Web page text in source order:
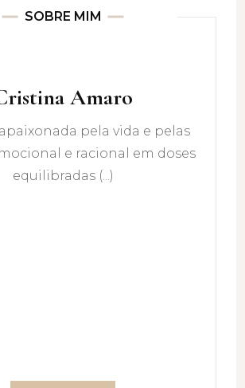
SOBRE MIM
Amaro
pela vida e pelas
e racional em doses
equilibradas (...)